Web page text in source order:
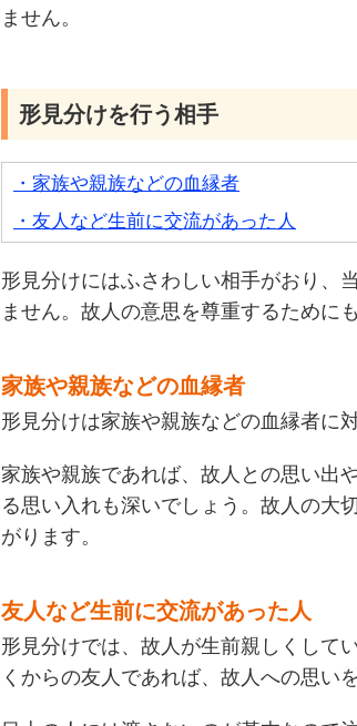
ません。
形見分けを行う相手
・家族や親族などの血縁者
・友人など生前に交流があった人
形見分けにはふさわしい相手がおり、
ません。故人の意思を尊重するために
家族や親族などの血縁者
形見分けは家族や親族などの血縁者に
家族や親族であれば、故人との思い出
る思い入れも深いでしょう。故人の大
がります。
友人など生前に交流があった人
形見分けでは、故人が生前親しくして
くからの友人であれば、故人への思い